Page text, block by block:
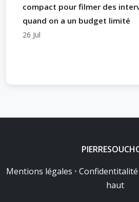
compact pour filmer des
quand on a un budget limité
26 Jul
Mentions légales • Confidentitalité
haut